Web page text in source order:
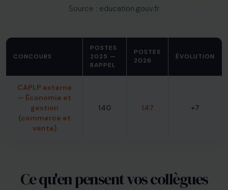
Source : education.gouv.fr
CONCOURS
POSTES
2025 —
RAPPEL
POSTES
2026
ÉVOLUTION
CAPLP externe
— Économie et
gestion
(commerce et
vente)
140 147 +7
Ce qu'en pensent vos collègues